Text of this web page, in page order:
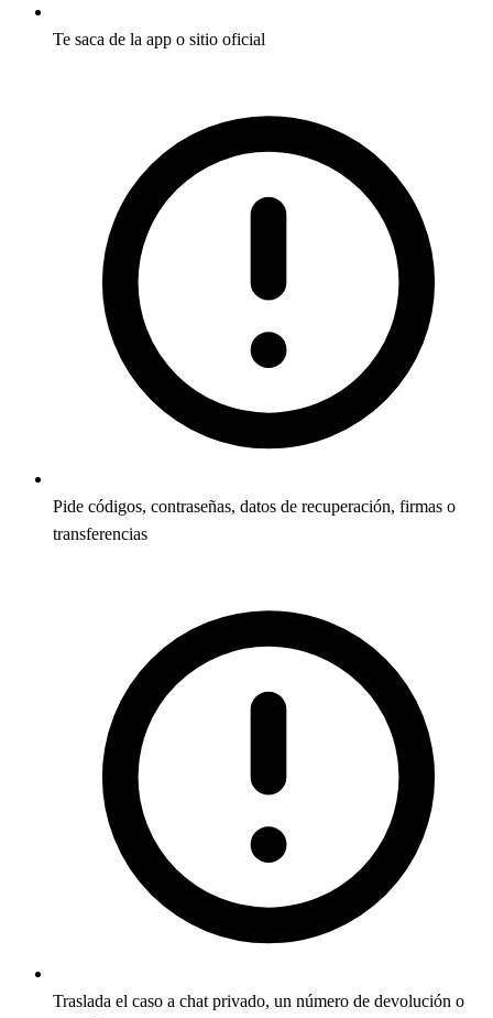
Te saca de la app o sitio oficial
Pide códigos, contraseñas, datos de recuperación, firmas o
transferencias
Traslada el caso a chat privado, un número de devolución o